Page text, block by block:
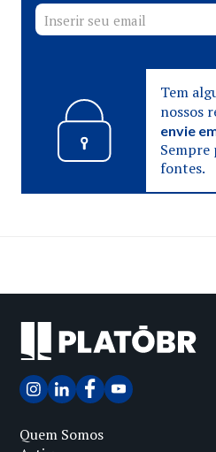
Tem
nossos
envie
Sempre
fontes.
Quem Somos